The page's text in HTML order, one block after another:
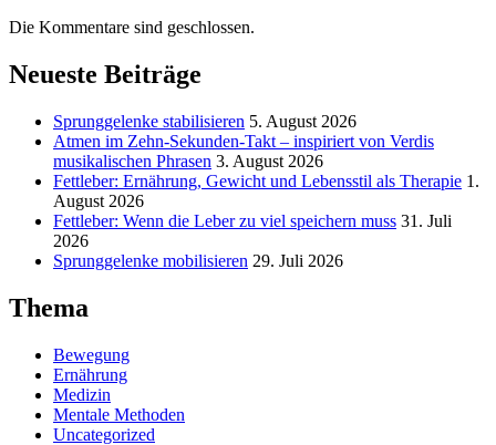
Die Kommentare sind geschlossen.
Neueste Beiträge
Sprunggelenke stabilisieren 5. August 2026
Atmen im Zehn-Sekunden-Takt – inspiriert von Verdis
musikalischen Phrasen 3. August 2026
Fettleber: Ernährung, Gewicht und Lebensstil als Therapie 1.
August 2026
Fettleber: Wenn die Leber zu viel speichern muss 31. Juli
2026
Sprunggelenke mobilisieren 29. Juli 2026
Thema
Bewegung
Ernährung
Medizin
Mentale Methoden
Uncategorized